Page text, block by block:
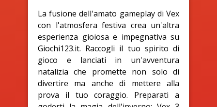
La fusione dell'amato gameplay di Vex
con l'atmosfera festiva crea un'altra
esperienza gioiosa e impegnativa su
Giochi123.it. Raccogli il tuo spirito di
gioco e lanciati in un'avventura
natalizia che promette non solo di
divertire ma anche di mettere alla
prova il tuo coraggio. Preparati a